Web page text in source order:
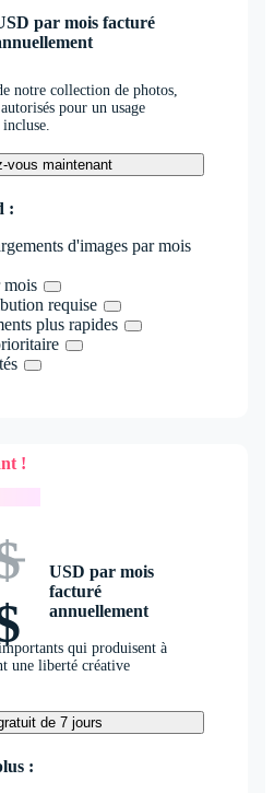
par mois facturé
notre collection de photos,
pour un usage
vous maintenant
:
d'images par mois
mois
requise
plus rapides
USD par mois
facturé
annuellement
qui produisent à
une liberté créative
de 7 jours
: